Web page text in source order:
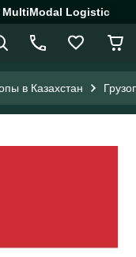
MultiModal Logistic
в Казахстан